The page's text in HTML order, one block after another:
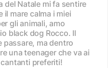
del Natale mi fa sentire
il mare calma i miei
gli animali, amo
black dog Rocco. Il
passare, ma dentro
una teenager che va ai
preferiti!